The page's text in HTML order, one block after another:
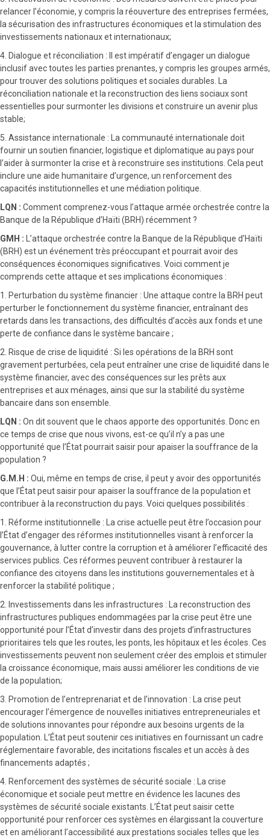
relancer l’économie, y compris la réouverture des entreprises fermées,
la sécurisation des infrastructures économiques et la stimulation des
investissements nationaux et internationaux;
4. Dialogue et réconciliation : Il est impératif d’engager un dialogue
inclusif avec toutes les parties prenantes, y compris les groupes armés,
pour trouver des solutions politiques et sociales durables. La
réconciliation nationale et la reconstruction des liens sociaux sont
essentielles pour surmonter les divisions et construire un avenir plus
stable;
5. Assistance internationale : La communauté internationale doit
fournir un soutien financier, logistique et diplomatique au pays pour
l’aider à surmonter la crise et à reconstruire ses institutions. Cela peut
inclure une aide humanitaire d’urgence, un renforcement des
capacités institutionnelles et une médiation politique.
LQN : Comment comprenez-vous l’attaque armée orchestrée contre la
Banque de la République d’Haïti (BRH) récemment ?
GMH : L’attaque orchestrée contre la Banque de la République d’Haïti
(BRH) est un événement très préoccupant et pourrait avoir des
conséquences économiques significatives. Voici comment je
comprends cette attaque et ses implications économiques :
1. Perturbation du système financier : Une attaque contre la BRH peut
perturber le fonctionnement du système financier, entraînant des
retards dans les transactions, des difficultés d’accès aux fonds et une
perte de confiance dans le système bancaire ;
2. Risque de crise de liquidité : Si les opérations de la BRH sont
gravement perturbées, cela peut entraîner une crise de liquidité dans le
système financier, avec des conséquences sur les prêts aux
entreprises et aux ménages, ainsi que sur la stabilité du système
bancaire dans son ensemble.
LQN : On dit souvent que le chaos apporte des opportunités. Donc en
ce temps de crise que nous vivons, est-ce qu’il n’y a pas une
opportunité que l’État pourrait saisir pour apaiser la souffrance de la
population ?
G.M.H : Oui, même en temps de crise, il peut y avoir des opportunités
que l’État peut saisir pour apaiser la souffrance de la population et
contribuer à la reconstruction du pays. Voici quelques possibilités :
1. Réforme institutionnelle : La crise actuelle peut être l’occasion pour
l’État d’engager des réformes institutionnelles visant à renforcer la
gouvernance, à lutter contre la corruption et à améliorer l’efficacité des
services publics. Ces réformes peuvent contribuer à restaurer la
confiance des citoyens dans les institutions gouvernementales et à
renforcer la stabilité politique ;
2. Investissements dans les infrastructures : La reconstruction des
infrastructures publiques endommagées par la crise peut être une
opportunité pour l’État d’investir dans des projets d’infrastructures
prioritaires tels que les routes, les ponts, les hôpitaux et les écoles. Ces
investissements peuvent non seulement créer des emplois et stimuler
la croissance économique, mais aussi améliorer les conditions de vie
de la population;
3. Promotion de l’entreprenariat et de l’innovation : La crise peut
encourager l’émergence de nouvelles initiatives entrepreneuriales et
de solutions innovantes pour répondre aux besoins urgents de la
population. L’État peut soutenir ces initiatives en fournissant un cadre
réglementaire favorable, des incitations fiscales et un accès à des
financements adaptés ;
4. Renforcement des systèmes de sécurité sociale : La crise
économique et sociale peut mettre en évidence les lacunes des
systèmes de sécurité sociale existants. L’État peut saisir cette
opportunité pour renforcer ces systèmes en élargissant la couverture
et en améliorant l’accessibilité aux prestations sociales telles que les